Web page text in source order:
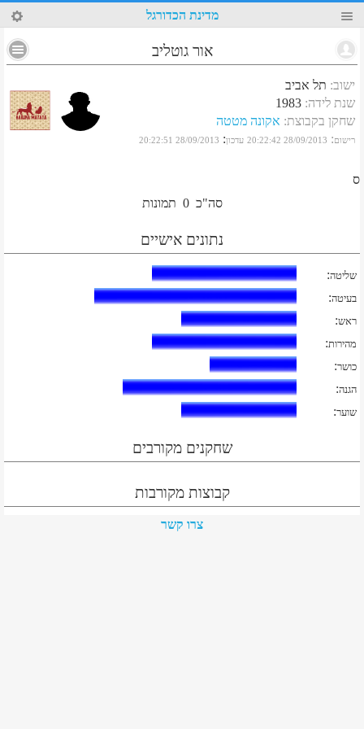
21 מדינת הכדורגל
אור גוטליב
ישוב: תל אביב
שנת לידה:
1983
שחקן בקבוצת: אקונה מטטה
רישום:
28/09/2013 20:22:42 עדכון:
28/09/2013 20:22:51
ס
סה"כ 0 תמונות
נתונים אישיים
שליטה:
בעיטה:
ראש:
מהירות:
כושר:
הגנה:
שוער:
שחקנים מקורבים
קבוצות מקורבות
צרו קשר